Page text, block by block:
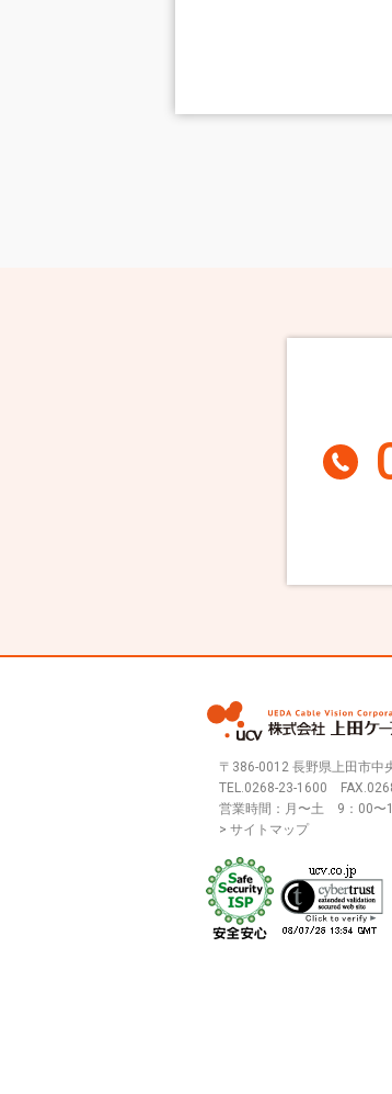
〒386-0012 長野県上田市中
TEL.0268-23-1600
営業時間：月〜土 9：00〜
> サイトマップ